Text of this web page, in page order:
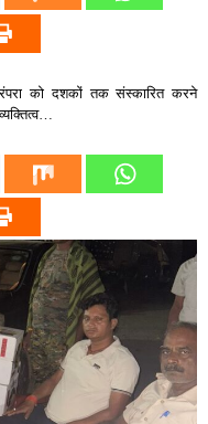
को दशकों तक संस्कारित करने